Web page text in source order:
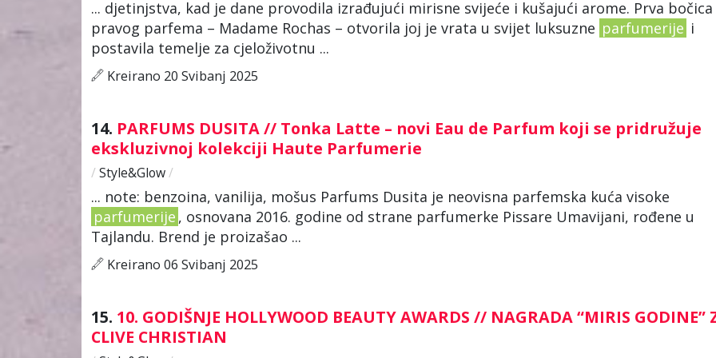
... djetinjstva, kad je dane provodila izrađujući mirisne svijeće i kušajući arome. Prva bočica
pravog parfema – Madame Rochas – otvorila joj je vrata u svijet luksuzne parfumerije i
postavila temelje za cjeloživotnu ...
Kreirano 20 Svibanj 2025
14. PARFUMS DUSITA // Tonka Latte – novi Eau de Parfum koji se pridružuje
ekskluzivnoj kolekciji Haute Parfumerie
/ Style&Glow/
... note: benzoina, vanilija, mošus Parfums Dusita je neovisna parfemska kuća visoke
parfumerije , osnovana 2016. godine od strane parfumerke Pissare Umavijani, rođene u
Tajlandu. Brend je proizašao ...
Kreirano 06 Svibanj 2025
15. 10. GODIŠNJE HOLLYWOOD BEAUTY AWARDS // NAGRADA “MIRIS GODINE”
CLIVE CHRISTIAN